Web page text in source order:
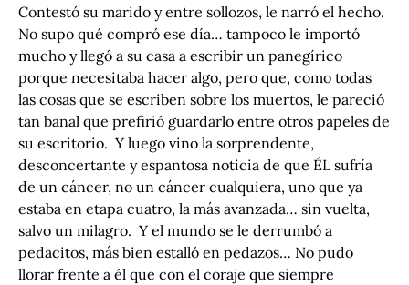
Contestó su marido y entre sollozos, le narró el hecho.
No supo qué compró ese día… tampoco le importó
mucho y llegó a su casa a escribir un panegírico
porque necesitaba hacer algo, pero que, como todas
las cosas que se escriben sobre los muertos, le pareció
tan banal que prefirió guardarlo entre otros papeles de
su escritorio. Y luego vino la sorprendente,
desconcertante y espantosa noticia de que ÉL sufría
de un cáncer, no un cáncer cualquiera, uno que ya
estaba en etapa cuatro, la más avanzada… sin vuelta,
salvo un milagro. Y el mundo se le derrumbó a
pedacitos, más bien estalló en pedazos… No pudo
llorar frente a él que con el coraje que siempre